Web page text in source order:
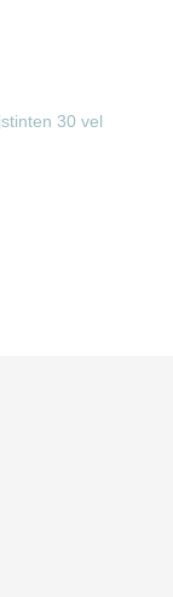
30 vel